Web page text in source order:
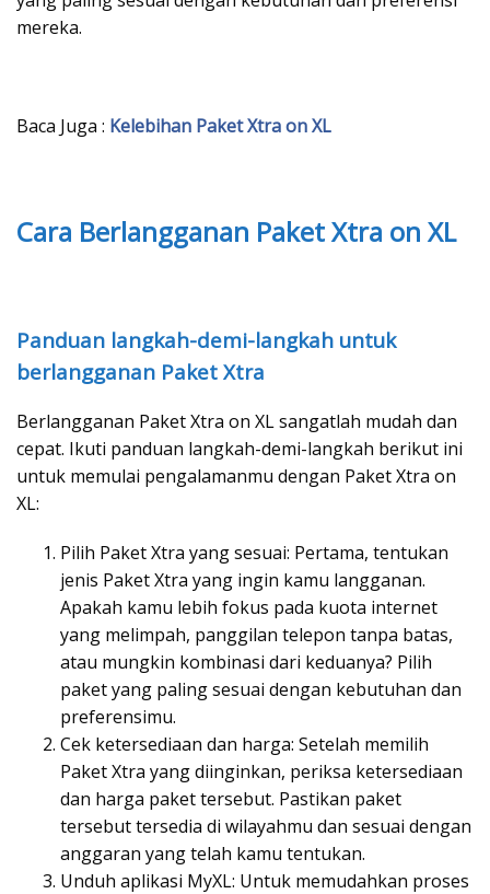
mereka.
Baca Juga : Kelebihan Paket Xtra on XL
Cara Berlangganan Paket Xtra on XL
Panduan langkah-demi-langkah untuk
berlangganan Paket Xtra
Berlangganan Paket Xtra on XL sangatlah mudah dan
cepat. Ikuti panduan langkah-demi-langkah berikut ini
untuk memulai pengalamanmu dengan Paket Xtra on
XL:
Pilih Paket Xtra yang sesuai: Pertama, tentukan
jenis Paket Xtra yang ingin kamu langganan.
Apakah kamu lebih fokus pada kuota internet
yang melimpah, panggilan telepon tanpa batas,
atau mungkin kombinasi dari keduanya? Pilih
paket yang paling sesuai dengan kebutuhan dan
preferensimu.
Cek ketersediaan dan harga: Setelah memilih
Paket Xtra yang diinginkan, periksa ketersediaan
dan harga paket tersebut. Pastikan paket
tersebut tersedia di wilayahmu dan sesuai dengan
anggaran yang telah kamu tentukan.
Unduh aplikasi MyXL: Untuk memudahkan proses